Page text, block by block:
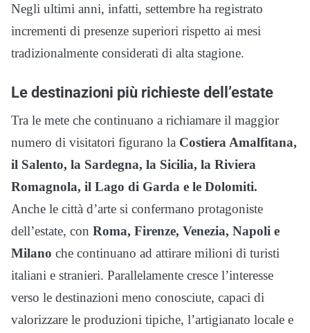
Negli ultimi anni, infatti, settembre ha registrato
incrementi di presenze superiori rispetto ai mesi
tradizionalmente considerati di alta stagione.
Le destinazioni più richieste dell’estate
Tra le mete che continuano a richiamare il maggior
numero di visitatori figurano la Costiera Amalfitana,
il Salento, la Sardegna, la Sicilia, la Riviera
Romagnola, il Lago di Garda e le Dolomiti.
Anche le città d’arte si confermano protagoniste
dell’estate, con Roma, Firenze, Venezia, Napoli e
Milano che continuano ad attirare milioni di turisti
italiani e stranieri. Parallelamente cresce l’interesse
verso le destinazioni meno conosciute, capaci di
valorizzare le produzioni tipiche, l’artigianato locale e